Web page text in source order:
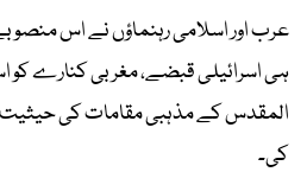
عرب اور اسلامی رہنماؤں نے اس
ہی اسرائیلی قبضے، مغربی کنارے کو
المقدس کے مذہبی مقامات کی
کی۔